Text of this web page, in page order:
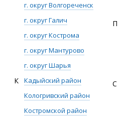
г. округ Волгореченск
г. округ Галич
г. округ Кострома
г. округ Мантурово
г. округ Шарья
К
Кадыйский район
Кологривский район
Костромской район
П
С